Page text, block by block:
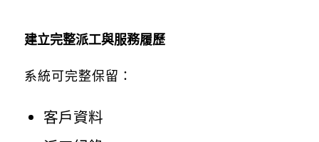
建立完整派工與服務履歷
系統可完整保留：
客戶資料